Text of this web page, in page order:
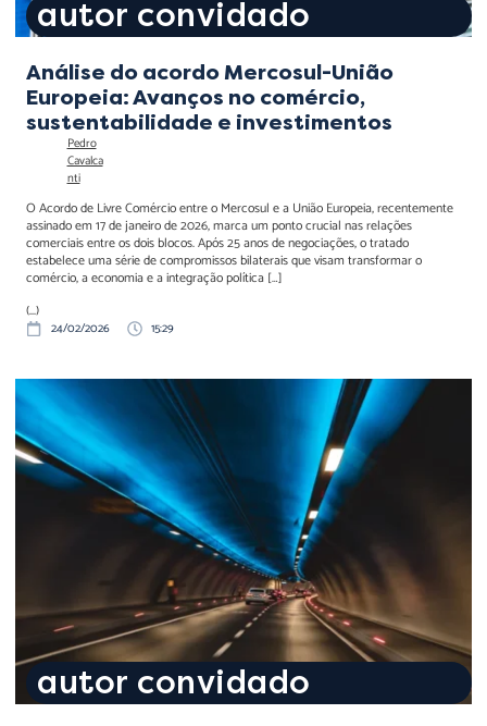
autor convidado
Análise do acordo Mercosul-União
Europeia: Avanços no comércio,
sustentabilidade e investimentos
Pedro
Cavalca
nti
O Acordo de Livre Comércio entre o Mercosul e a União Europeia, recentemente
assinado em 17 de janeiro de 2026, marca um ponto crucial nas relações
comerciais entre os dois blocos. Após 25 anos de negociações, o tratado
estabelece uma série de compromissos bilaterais que visam transformar o
comércio, a economia e a integração política […]
(...)
24/02/2026 15:29
Túnel Santos-Guarujá:
Impactos na Mobilidade,
Economia e Desafios
Sociais
autor convidado